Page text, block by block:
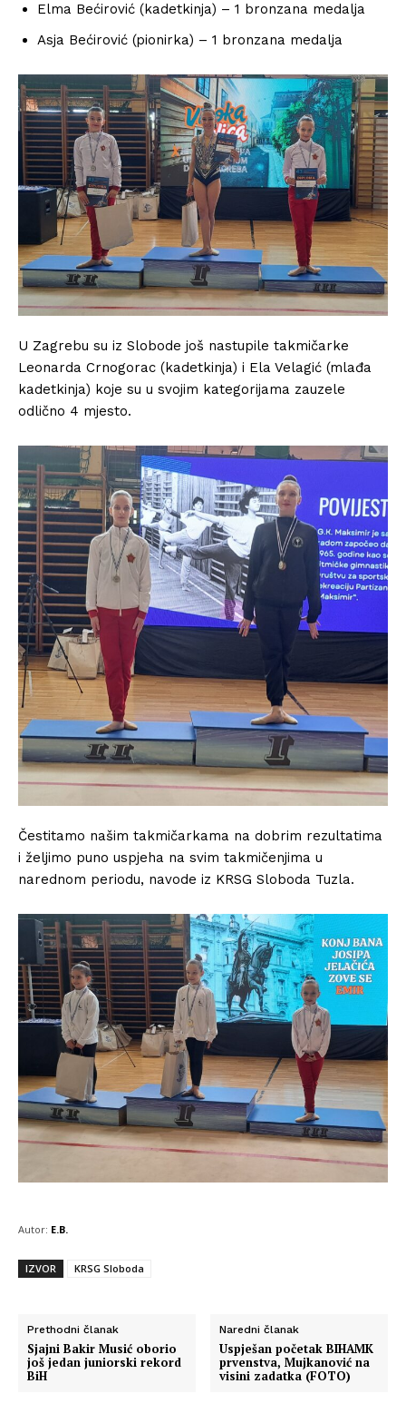
Elma Bećirović (kadetkinja) – 1 bronzana medalja
Asja Bećirović (pionirka) – 1 bronzana medalja
U Zagrebu su iz Slobode još nastupile takmičarke
Leonarda Crnogorac (kadetkinja) i Ela Velagić (mlađa
kadetkinja) koje su u svojim kategorijama zauzele
odlično 4 mjesto.
Čestitamo našim takmičarkama na dobrim rezultatima
i željimo puno uspjeha na svim takmičenjima u
narednom periodu, navode iz KRSG Sloboda Tuzla.
Autor: E.B.
IZVOR KRSG Sloboda
Prethodni članak
Sjajni Bakir Musić oborio
još jedan juniorski rekord
BiH
Naredni članak
Uspješan početak BIHAMK
prvenstva, Mujkanović na
visini zadatka (FOTO)